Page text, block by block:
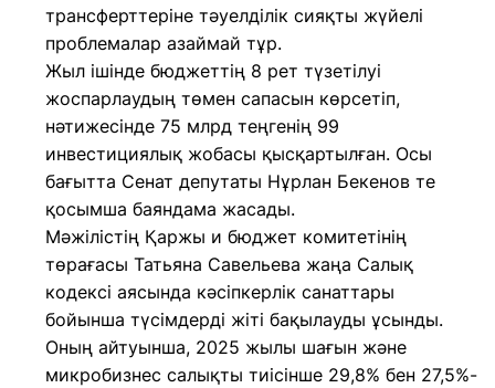
трансферттеріне тәуелділік сияқты жүйелі
проблемалар азаймай тұр.
Жыл ішінде бюджеттің 8 рет түзетілуі
жоспарлаудың төмен сапасын көрсетіп,
нәтижесінде 75 млрд теңгенің 99
инвестициялық жобасы қысқартылған. Осы
бағытта Сенат депутаты Нұрлан Бекенов те
қосымша баяндама жасады.
Мәжілістің Қаржы и бюджет комитетінің
төрағасы Татьяна Савельева жаңа Салық
кодексі аясында кәсіпкерлік санаттары
бойынша түсімдерді жіті бақылауды ұсынды.
Оның айтуынша, 2025 жылы шағын және
микробизнес салықты тиісінше 29,8% бен 27,5%-